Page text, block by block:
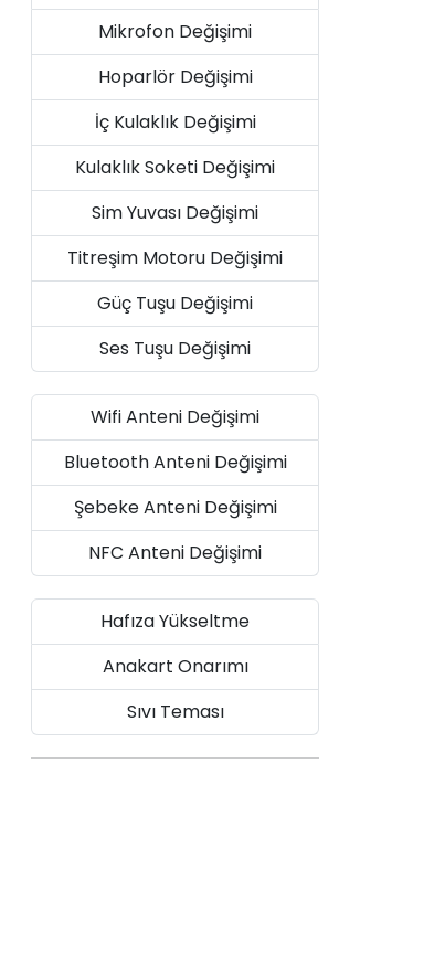
Mikrofon Değişimi
Hoparlör Değişimi
İç Kulaklık Değişimi
Kulaklık Soketi Değişimi
Sim Yuvası Değişimi
Titreşim Motoru Değişimi
Güç Tuşu Değişimi
Ses Tuşu Değişimi
Wifi Anteni Değişimi
Bluetooth Anteni Değişimi
Şebeke Anteni Değişimi
NFC Anteni Değişimi
Hafıza Yükseltme
Anakart Onarımı
Sıvı Teması